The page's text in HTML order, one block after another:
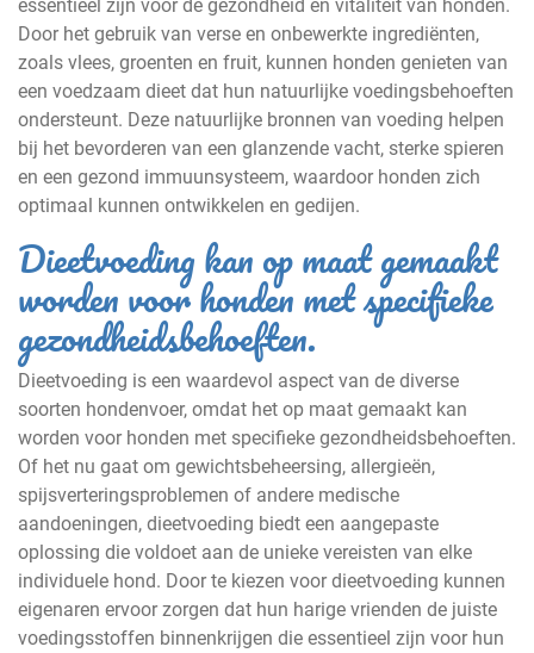
essentieel zijn voor de gezondheid en vitaliteit van honden.
Door het gebruik van verse en onbewerkte ingrediënten,
zoals vlees, groenten en fruit, kunnen honden genieten van
een voedzaam dieet dat hun natuurlijke voedingsbehoeften
ondersteunt. Deze natuurlijke bronnen van voeding helpen
bij het bevorderen van een glanzende vacht, sterke spieren
en een gezond immuunsysteem, waardoor honden zich
optimaal kunnen ontwikkelen en gedijen.
Dieetvoeding kan op maat gemaakt
worden voor honden met specifieke
gezondheidsbehoeften.
Dieetvoeding is een waardevol aspect van de diverse
soorten hondenvoer, omdat het op maat gemaakt kan
worden voor honden met specifieke gezondheidsbehoeften.
Of het nu gaat om gewichtsbeheersing, allergieën,
spijsverteringsproblemen of andere medische
aandoeningen, dieetvoeding biedt een aangepaste
oplossing die voldoet aan de unieke vereisten van elke
individuele hond. Door te kiezen voor dieetvoeding kunnen
eigenaren ervoor zorgen dat hun harige vrienden de juiste
voedingsstoffen binnenkrijgen die essentieel zijn voor hun